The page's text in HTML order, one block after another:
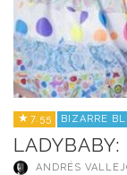
7.55 BIZARRE
ANDRÉS